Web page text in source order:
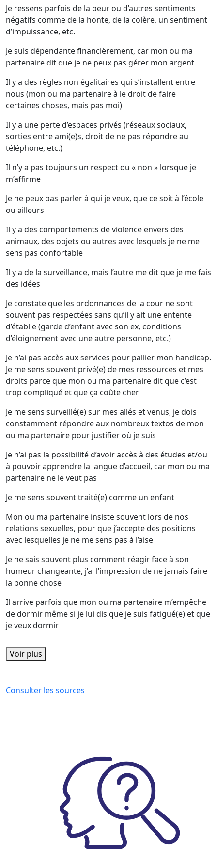
Je ressens parfois de la peur ou d’autres sentiments
négatifs comme de la honte, de la colère, un sentiment
d’impuissance, etc.
Je suis dépendante financièrement, car mon ou ma
partenaire dit que je ne peux pas gérer mon argent
Il y a des règles non égalitaires qui s’installent entre
nous (mon ou ma partenaire à le droit de faire
certaines choses, mais pas moi)
Il y a une perte d’espaces privés (réseaux sociaux,
sorties entre ami(e)s, droit de ne pas répondre au
téléphone, etc.)
Il n’y a pas toujours un respect du « non » lorsque je
m’affirme
Je ne peux pas parler à qui je veux, que ce soit à l’école
ou ailleurs
Il y a des comportements de violence envers des
animaux, des objets ou autres avec lesquels je ne me
sens pas confortable
Il y a de la surveillance, mais l’autre me dit que je me fais
des idées
Je constate que les ordonnances de la cour ne sont
souvent pas respectées sans qu’il y ait une entente
d’établie (garde d’enfant avec son ex, conditions
d’éloignement avec une autre personne, etc.)
Je n’ai pas accès aux services pour pallier mon handicap.
Je me sens souvent privé(e) de mes ressources et mes
droits parce que mon ou ma partenaire dit que c’est
trop compliqué et que ça coûte cher
Je me sens surveillé(e) sur mes allés et venus, je dois
constamment répondre aux nombreux textos de mon
ou ma partenaire pour justifier où je suis
Je n’ai pas la possibilité d’avoir accès à des études et/ou
à pouvoir apprendre la langue d’accueil, car mon ou ma
partenaire ne le veut pas
Je me sens souvent traité(e) comme un enfant
Mon ou ma partenaire insiste souvent lors de nos
relations sexuelles, pour que j’accepte des positions
avec lesquelles je ne me sens pas à l’aise
Je ne sais souvent plus comment réagir face à son
humeur changeante, j’ai l’impression de ne jamais faire
la bonne chose
Il arrive parfois que mon ou ma partenaire m’empêche
de dormir même si je lui dis que je suis fatigué(e) et que
je veux dormir
Voir plus
Consulter les sources